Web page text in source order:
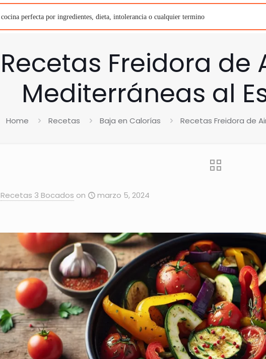
Recetas Freidora de
Mediterráneas al
Home Recetas Baja en Calorías Recetas Freidora de
Recetas 3 Bocados on marzo 5, 2024